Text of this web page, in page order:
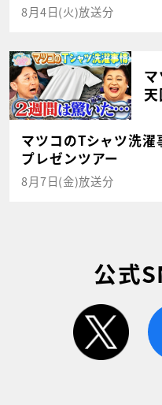
8月4日(火)放送分
マツコのTシャツ洗
プレゼンツアー
8月7日(金)放送分
公式